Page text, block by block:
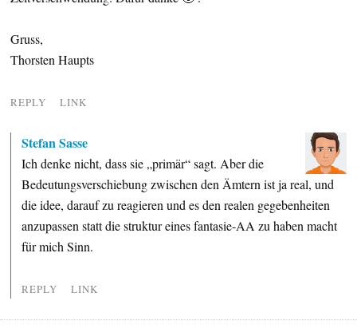
Gruss,
Thorsten Haupts
REPLY LINK
Stefan Sasse
Ich denke nicht, dass sie „primär“ sagt. Aber die
Bedeutungsverschiebung zwischen den Ämtern ist ja real, und
die idee, darauf zu reagieren und es den realen gegebenheiten
anzupassen statt die struktur eines fantasie-AA zu haben macht
für mich Sinn.
REPLY LINK